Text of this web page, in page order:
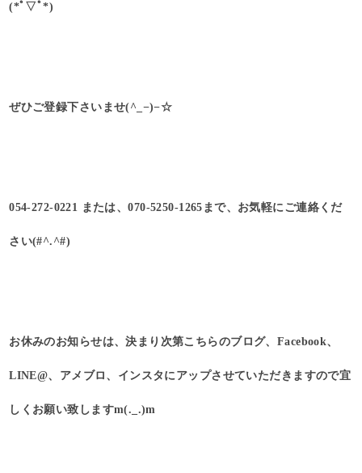
(*ﾟ▽ﾟ*)
ぜひご登録下さいませ(^_−)−☆
054-272-0221 または、070-5250-1265まで、お気軽にご連絡くだ
さい(#^.^#)
お休みのお知らせは、決まり次第こちらのブログ、Facebook、
LINE@、アメブロ、インスタにアップさせていただきますので宜
しくお願い致しますm(._.)m